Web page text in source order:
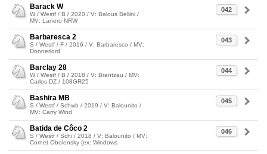
042
Barack W
W / Westf / B / 2020 / V: Balous Bellini /
MV: Lanero NRW
043
Barbaresca 2
S / Westf / F / 2016 / V: Barbaresco / MV:
Donnerlord
044
Barclay 28
W / Westf / B / 2018 / V: Brantzau / MV:
Carlos DZ / 108GR25
045
Bashira MB
S / Westf / Schwb / 2019 / V: Balounito /
MV: Carry Wind
046
Batida de Côco 2
S / Westf / Schi / 2018 / V: Balounito / MV:
Cornet Obolensky (ex: Windows